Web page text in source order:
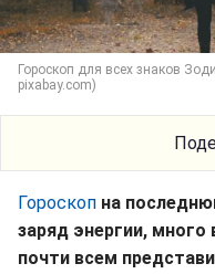
Гороскоп для всех знаков
pixabay.com)
Гороскоп на
заряд энергии, много
почти всем